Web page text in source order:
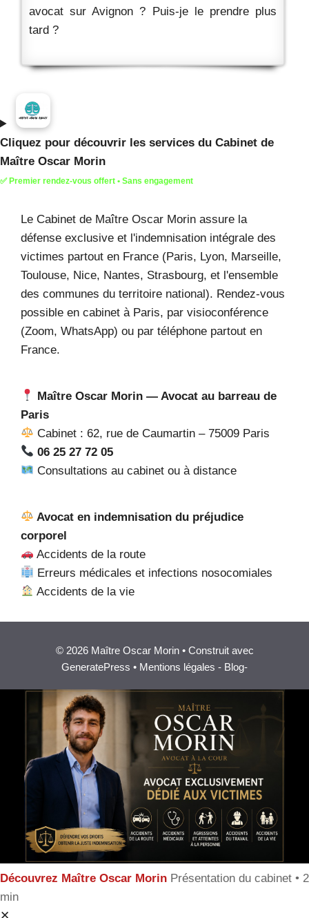
avocat sur Avignon ? Puis-je le prendre plus
tard ?
Cliquez pour découvrir les services du Cabinet de
Maître Oscar Morin
✅ Premier rendez-vous offert • Sans engagement
Le Cabinet de Maître Oscar Morin assure la
défense exclusive et l'indemnisation intégrale des
victimes partout en France (Paris, Lyon, Marseille,
Toulouse, Nice, Nantes, Strasbourg, et l'ensemble
des communes du territoire national). Rendez-vous
possible en cabinet à Paris, par visioconférence
(Zoom, WhatsApp) ou par téléphone partout en
France.
Maître Oscar Morin — Avocat au barreau de
Paris
Cabinet : 62, rue de Caumartin – 75009 Paris
06 25 27 72 05
Consultations au cabinet ou à distance
Avocat en indemnisation du préjudice
corporel
Accidents de la route
Erreurs médicales et infections nosocomiales
Accidents de la vie
© 2026 Maître Oscar Morin • Construit avec
GeneratePress • Mentions légales - Blog-
Découvrez Maître Oscar Morin Présentation du cabinet • 2
min
✕